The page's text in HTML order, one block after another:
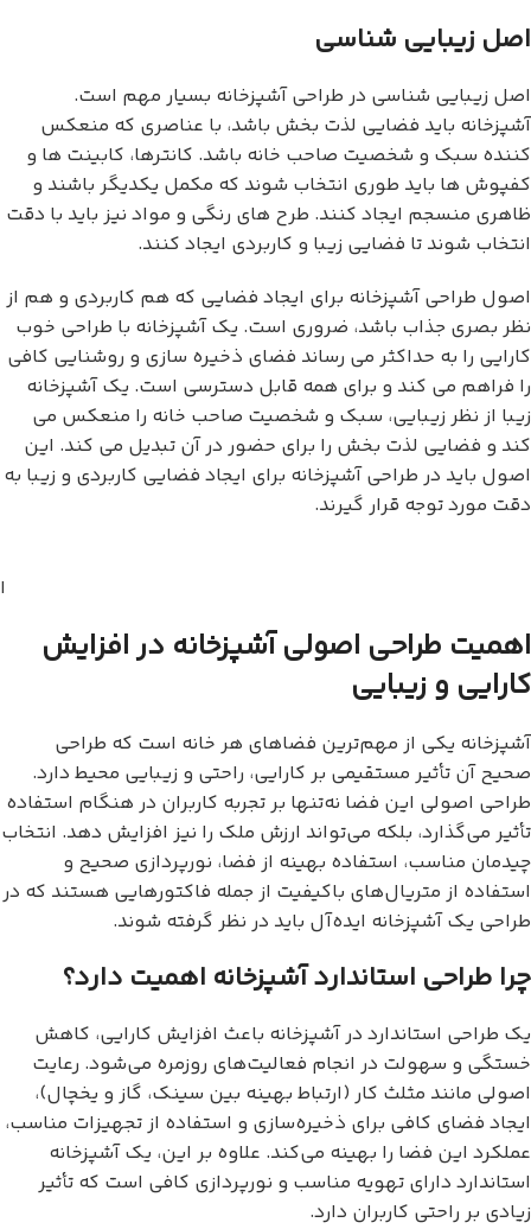
اصل زیبایی شناسی
اصل زیبایی شناسی در طراحی آشپزخانه بسیار مهم است.
آشپزخانه باید فضایی لذت بخش باشد، با عناصری که منعکس
کننده سبک و شخصیت صاحب خانه باشد. کانترها، کابینت ها و
کفپوش ها باید طوری انتخاب شوند که مکمل یکدیگر باشند و
ظاهری منسجم ایجاد کنند. طرح های رنگی و مواد نیز باید با دقت
انتخاب شوند تا فضایی زیبا و کاربردی ایجاد کنند.
اصول طراحی آشپزخانه برای ایجاد فضایی که هم کاربردی و هم از
نظر بصری جذاب باشد، ضروری است. یک آشپزخانه با طراحی خوب
کارایی را به حداکثر می رساند فضای ذخیره سازی و روشنایی کافی
را فراهم می کند و برای همه قابل دسترسی است. یک آشپزخانه
زیبا از نظر زیبایی، سبک و شخصیت صاحب خانه را منعکس می
کند و فضایی لذت بخش را برای حضور در آن تبدیل می کند. این
اصول باید در طراحی آشپزخانه برای ایجاد فضایی کاربردی و زیبا به
دقت مورد توجه قرار گیرند.
اهمیت طراحی اصولی آشپزخانه در افزایش
کارایی و زیبایی
آشپزخانه یکی از مهم‌ترین فضاهای هر خانه است که طراحی
صحیح آن تأثیر مستقیمی بر کارایی، راحتی و زیبایی محیط دارد.
طراحی اصولی این فضا نه‌تنها بر تجربه کاربران در هنگام استفاده
تأثیر می‌گذارد، بلکه می‌تواند ارزش ملک را نیز افزایش دهد. انتخاب
چیدمان مناسب، استفاده بهینه از فضا، نورپردازی صحیح و
استفاده از متریال‌های باکیفیت از جمله فاکتورهایی هستند که در
طراحی یک آشپزخانه ایده‌آل باید در نظر گرفته شوند.
چرا طراحی استاندارد آشپزخانه اهمیت دارد؟
یک طراحی استاندارد در آشپزخانه باعث افزایش کارایی، کاهش
خستگی و سهولت در انجام فعالیت‌های روزمره می‌شود. رعایت
اصولی مانند مثلث کار (ارتباط بهینه بین سینک، گاز و یخچال)،
ایجاد فضای کافی برای ذخیره‌سازی و استفاده از تجهیزات مناسب،
عملکرد این فضا را بهینه می‌کند. علاوه بر این، یک آشپزخانه
استاندارد دارای تهویه مناسب و نورپردازی کافی است که تأثیر
زیادی بر راحتی کاربران دارد.